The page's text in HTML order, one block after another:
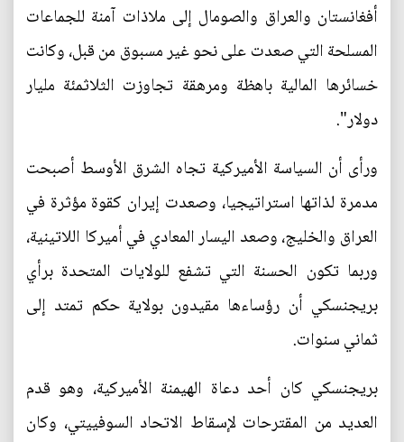
أفغانستان والعراق والصومال إلى ملاذات آمنة للجماعات
المسلحة التي صعدت على نحو غير مسبوق من قبل، وكانت
خسائرها المالية باهظة ومرهقة تجاوزت الثلاثمئة مليار
دولار".
ورأى أن السياسة الأميركية تجاه الشرق الأوسط أصبحت
مدمرة لذاتها استراتيجيا، وصعدت إيران كقوة مؤثرة في
العراق والخليج، وصعد اليسار المعادي في أميركا اللاتينية،
وربما تكون الحسنة التي تشفع للولايات المتحدة برأي
بريجنسكي أن رؤساءها مقيدون بولاية حكم تمتد إلى
ثماني سنوات.
بريجنسكي كان أحد دعاة الهيمنة الأميركية، وهو قدم
العديد من المقترحات لإسقاط الاتحاد السوفييتي، وكان